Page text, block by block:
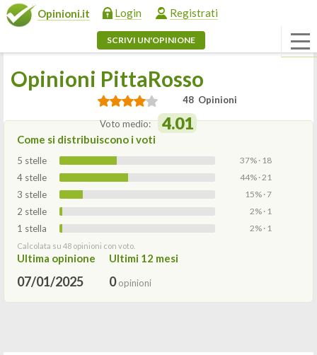
Opinioni.it Login Registrati
SCRIVI UN'OPINIONE
Opinioni PittaRosso
48 Opinioni
Voto medio: 4.01
Come si distribuiscono i voti
5 stelle 37% · 18
4 stelle 44% · 21
3 stelle 15% · 7
2 stelle 2% · 1
1 stella 2% · 1
Calcolata su 48 opinioni con voto.
Ultima opinione
07/01/2025
Ultimi 12 mesi
0opinioni